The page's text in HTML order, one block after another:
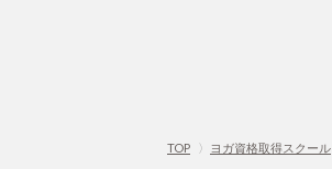
TOP 〉 ヨガ資格取得スクール